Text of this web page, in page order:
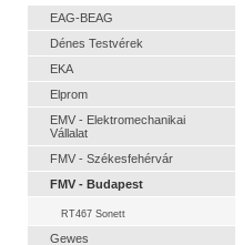
EAG-BEAG
Dénes Testvérek
EKA
Elprom
EMV - Elektromechanikai
Vállalat
FMV - Székesfehérvár
FMV - Budapest
RT467 Sonett
Gewes